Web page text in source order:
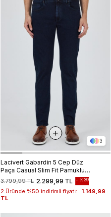
3
Lacivert Gabardin 5 Cep Düz
Paça Casual Slim Fit Pamuklu
Denim Pantolon 1023250151
2.299,99 TL
3.799,99 TL %39
2.Üründe %50 indirimli fiyatı:
1.149,99
TL